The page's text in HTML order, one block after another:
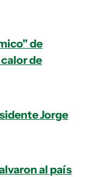
de
de
Jorge
al país